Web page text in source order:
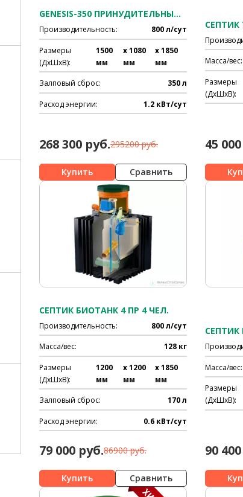
GENESIS-350 ПРИНУДИТЕЛЬНЫЙ НА 3-4 ЧЕЛ.
Производительность: 800 л/сут
Размеры
(ДхШхВ):
1500
мм
x 1080
мм
x 1850
мм
Залповый сброс: 350 л
Расход энергии: 1.2 кВт/сут
268 300 руб.295200 руб.
Сравнить
СЕПТИК
Масса/вес:
Размеры
(ДхШхВ):
45
СЕПТИК БИОТАНК 4 ПР 4 ЧЕЛ.
Производительность: 800 л/сут
Масса/вес: 128 кг
Размеры
(ДхШхВ):
1200
мм
x 1200
мм
x 1850
мм
Залповый сброс: 170 л
Расход энергии: 0.6 кВт/сут
79 000 руб.86900 руб.
Сравнить
Масса/вес:
Размеры
(ДхШхВ):
90